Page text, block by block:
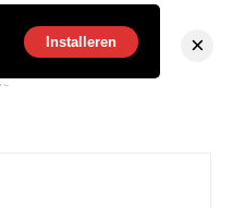
Installeren ×